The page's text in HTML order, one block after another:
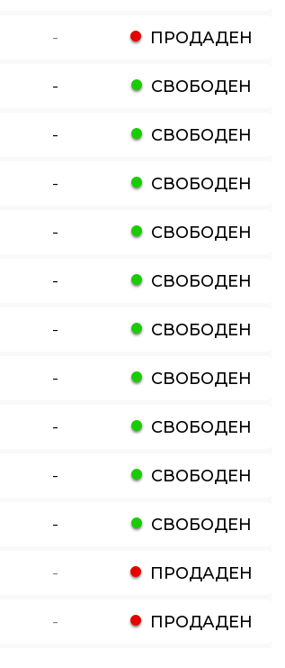
- ПРОДАДЕН
- СВОБОДЕН
- СВОБОДЕН
- СВОБОДЕН
- СВОБОДЕН
- СВОБОДЕН
- СВОБОДЕН
- СВОБОДЕН
- СВОБОДЕН
- СВОБОДЕН
- СВОБОДЕН
- ПРОДАДЕН
- ПРОДАДЕН